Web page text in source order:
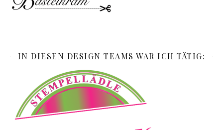
IN DIESEN DESIGN TEAMS WAR ICH TÄTIG: